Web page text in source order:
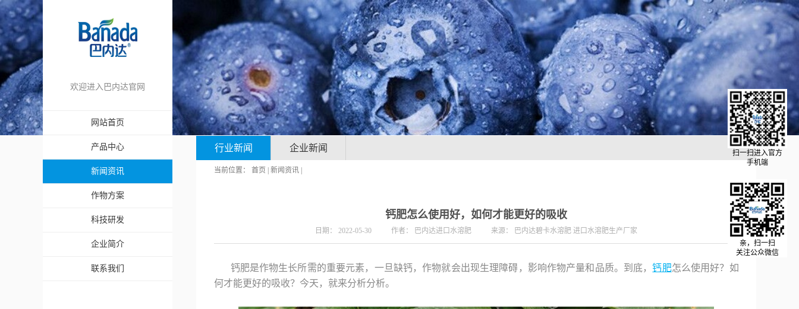
欢迎进入巴内达官网
网站首页
产品中心
新闻资讯
作物方案
科技研发
企业简介
联系我们
亲，扫一扫
关注公众微信
行业新闻 企业新闻
当前位置： 首页 新闻资讯
钙肥怎么使用好，如何才能更好的吸收
日期： 2022-05-30 作者： 巴内达进口水溶肥 来源： 巴内达碧卡水溶肥 进口水溶肥生产厂家
钙肥是作物生长所需的重要元素，一旦缺钙，作物就会出现生理障碍，影响作物产量和品质。到底，钙肥怎么使用好？如
何才能更好的吸收？今天，就来分析分析。
扫一扫进入官方
手机端